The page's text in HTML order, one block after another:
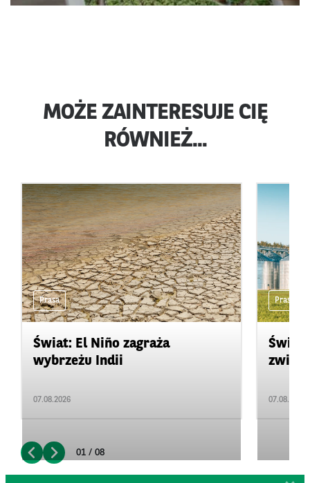
MOŻE ZAINTERESUJE CIĘ
RÓWNIEŻ...
Prasa
Świat: El Niño zagraża
wybrzeżu Indii
07.08.2026
Prasa
07.08.2026
01 / 08